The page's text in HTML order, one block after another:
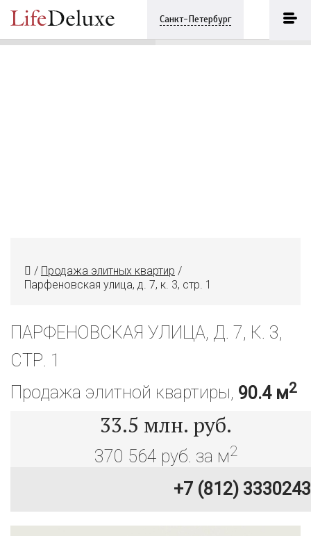
Санкт-Петербург
/ Продажа элитных квартир /
Парфеновская улица, д. 7, к. 3, стр. 1
ПАРФЕНОВСКАЯ УЛИЦА, Д. 7, К. 3,
СТР. 1
Продажа элитной квартиры, 90.4 м2
33.5 млн. руб.
370 564 руб. за м2
+7 (812) 3330243
стр. 1
+7 (812) 3330243
ПОЗВОНИТЬ